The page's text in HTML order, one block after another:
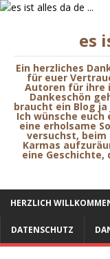
es
Ein herzliches
für euer
Autoren für ihre
Dankeschön
braucht ein Blog
Ich wünsche euch
eine erholsame
versuchst,
Karmas
eine
HERZLICH
DATENSCHUTZ